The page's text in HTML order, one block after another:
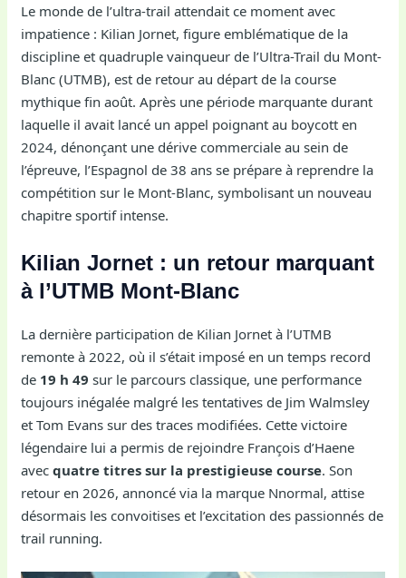
Le monde de l’ultra-trail attendait ce moment avec
impatience : Kilian Jornet, figure emblématique de la
discipline et quadruple vainqueur de l’Ultra-Trail du Mont-
Blanc (UTMB), est de retour au départ de la course
mythique fin août. Après une période marquante durant
laquelle il avait lancé un appel poignant au boycott en
2024, dénonçant une dérive commerciale au sein de
l’épreuve, l’Espagnol de 38 ans se prépare à reprendre la
compétition sur le Mont-Blanc, symbolisant un nouveau
chapitre sportif intense.
Kilian Jornet : un retour marquant
à l’UTMB Mont-Blanc
La dernière participation de Kilian Jornet à l’UTMB
remonte à 2022, où il s’était imposé en un temps record
de 19 h 49 sur le parcours classique, une performance
toujours inégalée malgré les tentatives de Jim Walmsley
et Tom Evans sur des traces modifiées. Cette victoire
légendaire lui a permis de rejoindre François d’Haene
avecquatre titres sur la prestigieuse course. Son
retour en 2026, annoncé via la marque Nnormal, attise
désormais les convoitises et l’excitation des passionnés de
trail running.